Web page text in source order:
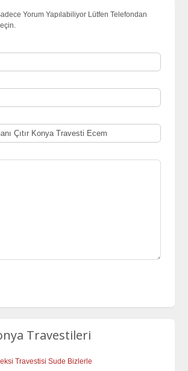
Yorum Yapılabiliyor Lütfen Telefondan
Travestileri
Travestisi Sude Bizlerle